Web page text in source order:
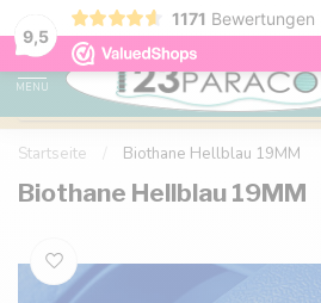
9,5
1171 Bewertungen
Kostenlose Lieferung nach Hause ab
MENU
Startseite Biothane Hellblau 19MM
Biothane Hellblau 19MM